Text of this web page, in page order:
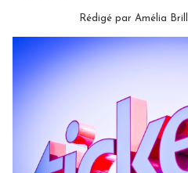
Rédigé par Amélia